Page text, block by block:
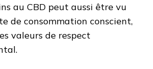
au CBD peut aussi être vu
de consommation conscient,
valeurs de respect